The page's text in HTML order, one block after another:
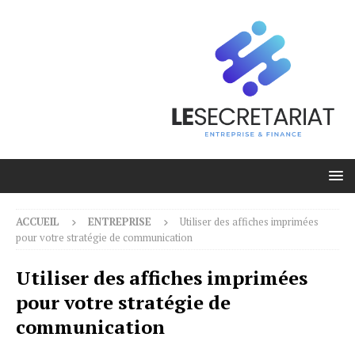
ACCUEIL ENTREPRISE
Utiliser des affiches imprimées
pour votre stratégie de communication
Utiliser des affiches imprimées
pour votre stratégie de
communication